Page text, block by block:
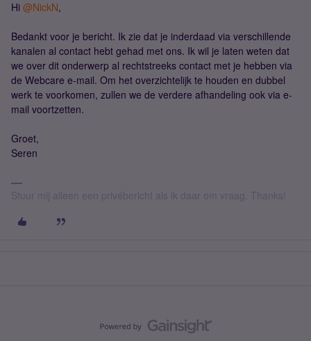
Hi ​ @NickN,
Bedankt voor je bericht. Ik zie dat je inderdaad via verschillende
kanalen al contact hebt gehad met ons. Ik wil je laten weten dat
we over dit onderwerp al rechtstreeks contact met je hebben via
de Webcare e-mail. Om het overzichtelijk te houden en dubbel
werk te voorkomen, zullen we de verdere afhandeling ook via e-
mail voortzetten.
Groet,
Seren
Stuur mij alleen een privébericht als ik daar om vraag. Thanks!